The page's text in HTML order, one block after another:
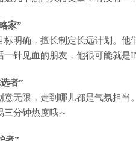
家”
标明确，擅长制定长远计划。他
一针见血的朋友，他很可能就是
者”
意无限，走到哪儿都是气氛担
三分钟热度哦～